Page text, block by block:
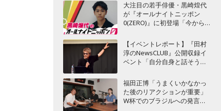
大注目の若手俳優・黒崎煌代
が『オールナイトニッポン
0(ZERO)』に初登場「今からと
す！」
【イベントレポート】『田村
淳のNewsCLUB』公開収録イ
ベント「自分自身と話そうの
に“人生の最後に流したい
曲”などをテーマにトーク
福田正博「うまくいかなかっ
た後のリアクションが重要」
W杯でのブラジルへの発言が